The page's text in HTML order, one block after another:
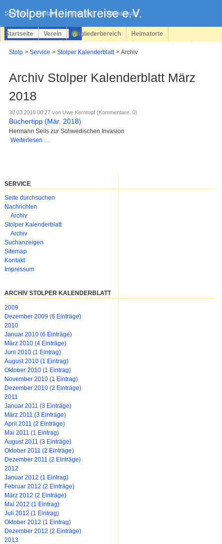
Sitemap Kontakt Impressum Datenschutz
überspringen
Startseite Verein Mitgliederbereich Heimatorte
Stolp Service Stolper Kalenderblatt Archiv
Archiv Stolper Kalenderblatt März
2018
30.03.2018 00:27 von Uwe Kerntopf (Kommentare: 0)
Büchertipp (Mär. 2018)
Hermann Seils zur Schwedischen Invasion
Weiterlesen …
SERVICE
Navigation
überspringen
Seite durchsuchen
Nachrichten
Archiv
Stolper Kalenderblatt
Archiv
Suchanzeigen
Sitemap
Kontakt
Impressum
ARCHIV STOLPER KALENDERBLATT
2009
Dezember 2009 (6 Einträge)
2010
Januar 2010 (6 Einträge)
März 2010 (4 Einträge)
Juni 2010 (1 Eintrag)
August 2010 (1 Eintrag)
Oktober 2010 (1 Eintrag)
November 2010 (1 Eintrag)
Dezember 2010 (2 Einträge)
2011
Januar 2011 (3 Einträge)
März 2011 (3 Einträge)
April 2011 (2 Einträge)
Mai 2011 (1 Eintrag)
August 2011 (3 Einträge)
Oktober 2011 (2 Einträge)
Dezember 2011 (2 Einträge)
2012
Januar 2012 (1 Eintrag)
Februar 2012 (2 Einträge)
März 2012 (2 Einträge)
Mai 2012 (1 Eintrag)
Juli 2012 (1 Eintrag)
Oktober 2012 (1 Eintrag)
Dezember 2012 (2 Einträge)
2013